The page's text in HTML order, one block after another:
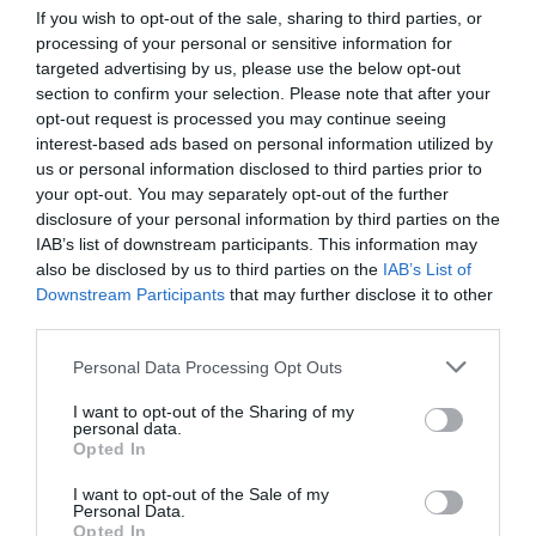
If you wish to opt-out of the sale, sharing to third parties, or
processing of your personal or sensitive information for
targeted advertising by us, please use the below opt-out
section to confirm your selection. Please note that after your
opt-out request is processed you may continue seeing
interest-based ads based on personal information utilized by
us or personal information disclosed to third parties prior to
your opt-out. You may separately opt-out of the further
disclosure of your personal information by third parties on the
IAB’s list of downstream participants. This information may
also be disclosed by us to third parties on the IAB’s List of
Downstream Participants that may further disclose it to other
Personal Data Processing Opt Outs
I want to opt-out of the Sharing of my
personal data.
Opted In
I want to opt-out of the Sale of my
Personal Data.
Opted In
«Είχα πρόσφατα µία άσχηµη εµπειρία µε αίσιο τέλος που θέλω
να µοιραστώ µαζί σας και µε τους αναγνώστες του περιοδικού.
Πρόσφατα αγόρασα ένα καινούριο σκάφος, ένα φουσκωτό
Evripus 6,80 Open, όπου και το πήγα στον µηχανικό µου στη
περιοχή Βάρης Κορωπίου για να ολοκληρώσει την εγκατάσταση
της µηχανής. Επειδή ένα εξάρτηµα δεν υπήρχε διαθέσιµο από την
αντιπροσωπία περιµέναµε να έρθει από το εξωτερικό µε τις
γνωστές καθυστερήσεις λόγω capital control. Το πάρκινγκ του
µηχανικού ήταν πέρα ως πέρα προβλεπόµενο, φυλασσόµενο µε
εταιρία security, µε κάµερες παντού όπως θα έπρεπε. Όµως οι
«κύριοι» στις 2:46 σκεπάσανε τις κάµερες, παραβιάσανε τη
πόρτα, σηκώσανε το σκάφος, το πήρανε και φύγανε. Αυτό έγινε
Αύγουστο µήνα. Την επόµενη µέρα, κατά τις 10:00 µε 11:00 το
Κρανίτη, αφού βέβαια είχε γίνει γνωστό µέσω social media και
email για την κλοπή, για να αναφέρει ότι υπάρχει ένα σκάφος στα
περισσότερα στοιχεία για το σκάφος.